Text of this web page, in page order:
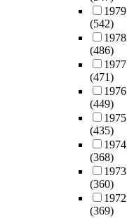
1979
(542)
1978
(486)
1977
(471)
1976
(449)
1975
(435)
1974
(368)
1973
(360)
1972
(369)